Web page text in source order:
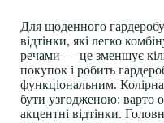
Для щоденного
відтінки, які легко
речами — це зменшує
покупок і робить
функціональним.
бути узгодженою: варто
акцентні відтінки.